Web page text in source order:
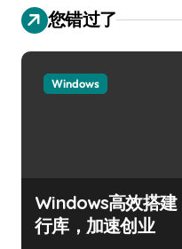
您错过了
Windows
Windows高效搭建
行库，加速创业